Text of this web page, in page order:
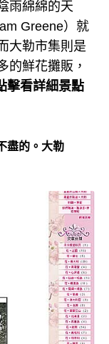
雨綿綿的天
Greene）就
大勒市集則是
的鮮花攤販，
擊看詳細景點
的。大勒